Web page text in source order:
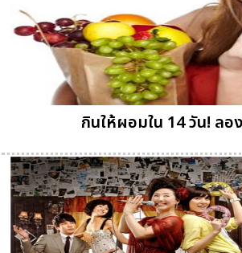
กินให้ผอมใน 14 วัน! ลอ